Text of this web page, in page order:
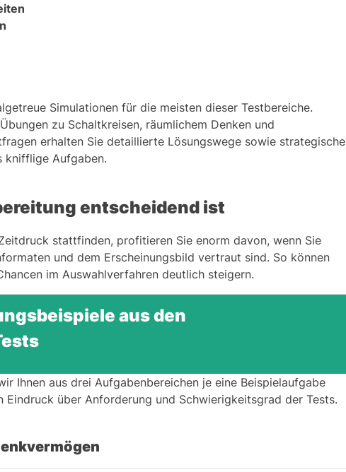
Simulationen für die meisten dieser Testbereiche.
zu Schaltkreisen, räumlichem Denken und
erhalten Sie detaillierte Lösungswege sowie strategische
knifflige Aufgaben.
entscheidend ist
stattfinden, profitieren Sie enorm davon, wenn Sie
und dem Erscheinungsbild vertraut sind. So können
im Auswahlverfahren deutlich steigern.
aus den
Ihnen aus drei Aufgabenbereichen je eine Beispielaufgabe
Eindruck über Anforderung und Schwierigkeitsgrad der Tests.